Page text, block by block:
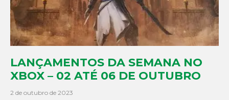
LANÇAMENTOS DA SEMANA NO
XBOX – 02 ATÉ 06 DE OUTUBRO
2 de outubro de 2023